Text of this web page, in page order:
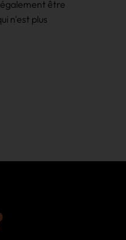
être
n'est plus